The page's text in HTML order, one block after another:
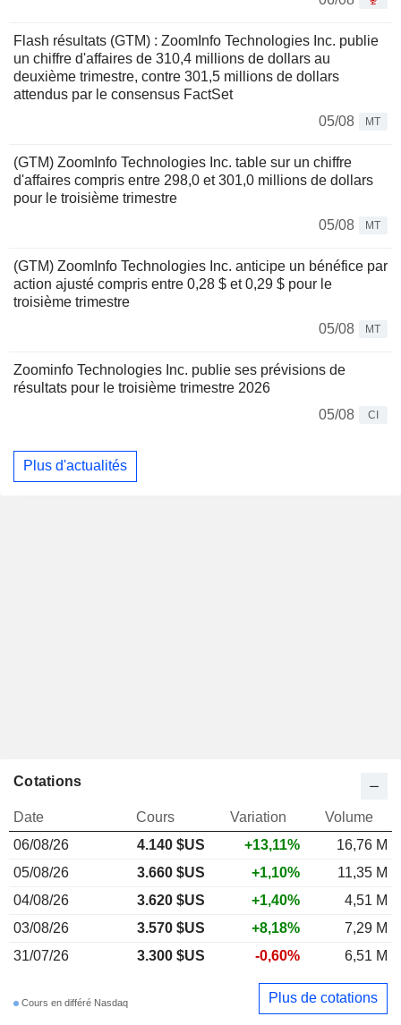
Flash résultats (GTM) : ZoomInfo Technologies Inc. publie
un chiffre d'affaires de 310,4 millions de dollars au
deuxième trimestre, contre 301,5 millions de dollars
attendus par le consensus FactSet
05/08
MT
(GTM) ZoomInfo Technologies Inc. table sur un chiffre
d'affaires compris entre 298,0 et 301,0 millions de dollars
pour le troisième trimestre
05/08
MT
(GTM) ZoomInfo Technologies Inc. anticipe un bénéfice par
action ajusté compris entre 0,28 $ et 0,29 $ pour le
troisième trimestre
05/08
MT
Zoominfo Technologies Inc. publie ses prévisions de
résultats pour le troisième trimestre 2026
05/08
CI
Plus d'actualités
Cotations
Date Cours Variation
Volume
06/08/26
4.140 $US +13,11%
16,76 M
05/08/26
3.660 $US +1,10%
11,35 M
04/08/26
3.620 $US +1,40%
4,51 M
03/08/26
3.570 $US +8,18%
7,29 M
31/07/26
3.300 $US -0,60% 6,51 M
Cours en différé Nasdaq Plus de cotations